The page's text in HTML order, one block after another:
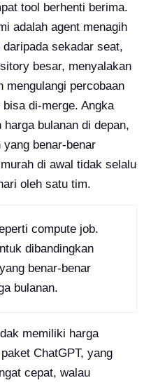
tool berhenti berima.
adalah agent menagih
sekadar seat,
besar, menyalakan
mengulangi percobaan
di-merge. Angka
bulanan di depan,
benar-benar
di awal tidak selalu
oleh satu tim.
compute job.
dibandingkan
benar-benar
bulanan.
memiliki harga
ChatGPT, yang
cepat, walau